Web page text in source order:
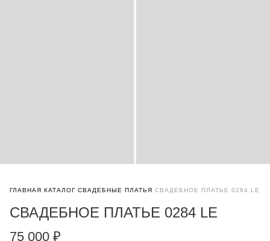
ГЛАВНАЯ КАТАЛОГ СВАДЕБНЫЕ ПЛАТЬЯ СВАДЕБНОЕ ПЛАТЬЕ 0284 LE
СВАДЕБНОЕ ПЛАТЬЕ 0284 LE
75 000 ₽